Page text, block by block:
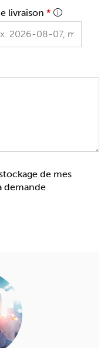
livraison *
de mes
demande